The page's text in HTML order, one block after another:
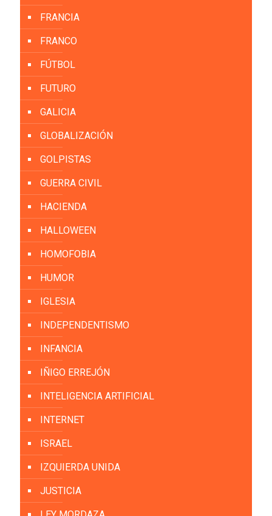
FRANCIA
FRANCO
FÚTBOL
FUTURO
GALICIA
GLOBALIZACIÓN
GOLPISTAS
GUERRA CIVIL
HACIENDA
HALLOWEEN
HOMOFOBIA
HUMOR
IGLESIA
INDEPENDENTISMO
INFANCIA
IÑIGO ERREJÓN
INTELIGENCIA ARTIFICIAL
INTERNET
ISRAEL
IZQUIERDA UNIDA
JUSTICIA